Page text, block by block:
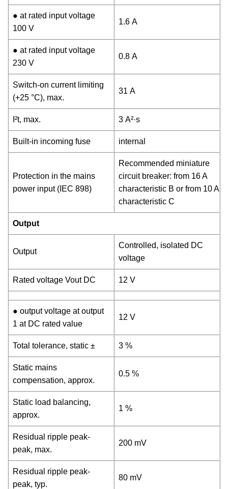
● at rated input voltage
100 V
1.6 A
● at rated input voltage
230 V
0.8 A
Switch-on current limiting
(+25 °C), max.
31 A
I²t, max. 3 A²·s
Built-in incoming fuse internal
Protection in the mains
power input (IEC 898)
Recommended miniature
circuit breaker: from 16 A
characteristic B or from 10 A
characteristic C
Output
Output
Controlled, isolated DC
voltage
Rated voltage Vout DC 12 V
● output voltage at output
1 at DC rated value
12 V
Total tolerance, static ± 3 %
Static mains
compensation, approx.
0.5 %
Static load balancing,
approx.
1 %
Residual ripple peak-
peak, max.
200 mV
Residual ripple peak-
peak, typ.
80 mV